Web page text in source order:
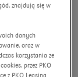
znajdują się w
danych
oraz w
korzystania ze
przez PKO
z PKO Leasing